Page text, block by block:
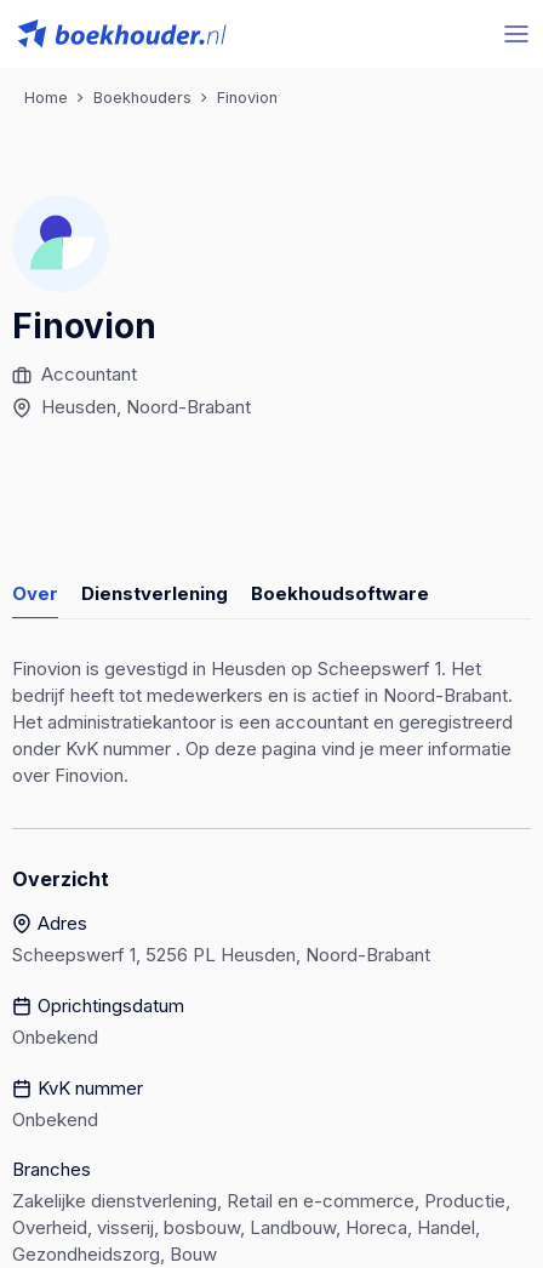
Home Boekhouders Finovion
Finovion
Accountant
Heusden, Noord-Brabant
Over Dienstverlening Boekhoudsoftware
Finovion is gevestigd in Heusden op Scheepswerf 1. Het
bedrijf heeft tot medewerkers en is actief in Noord-Brabant.
Het administratiekantoor is een accountant en geregistreerd
onder KvK nummer . Op deze pagina vind je meer informatie
over Finovion.
Overzicht
Adres
Scheepswerf 1, 5256 PL Heusden, Noord-Brabant
Oprichtingsdatum
Onbekend
KvK nummer
Onbekend
Branches
Zakelijke dienstverlening, Retail en e-commerce, Productie,
Overheid, visserij, bosbouw, Landbouw, Horeca, Handel,
Gezondheidszorg, Bouw